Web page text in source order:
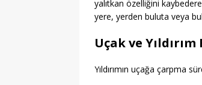
yalıtkan özelliğini
yere, yerden buluta veya
Uçak ve
Yıldırımın uçağa çarpma